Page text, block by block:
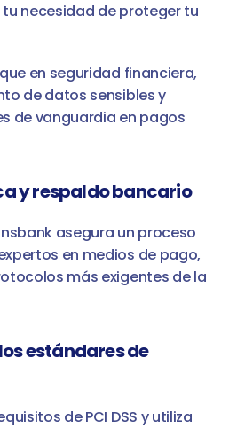
necesidad de proteger tu
en seguridad financiera,
de datos sensibles y
de vanguardia en pagos
y respaldo bancario
asegura un proceso
en medios de pago,
más exigentes de la
estándares de
de PCI DSS y utiliza